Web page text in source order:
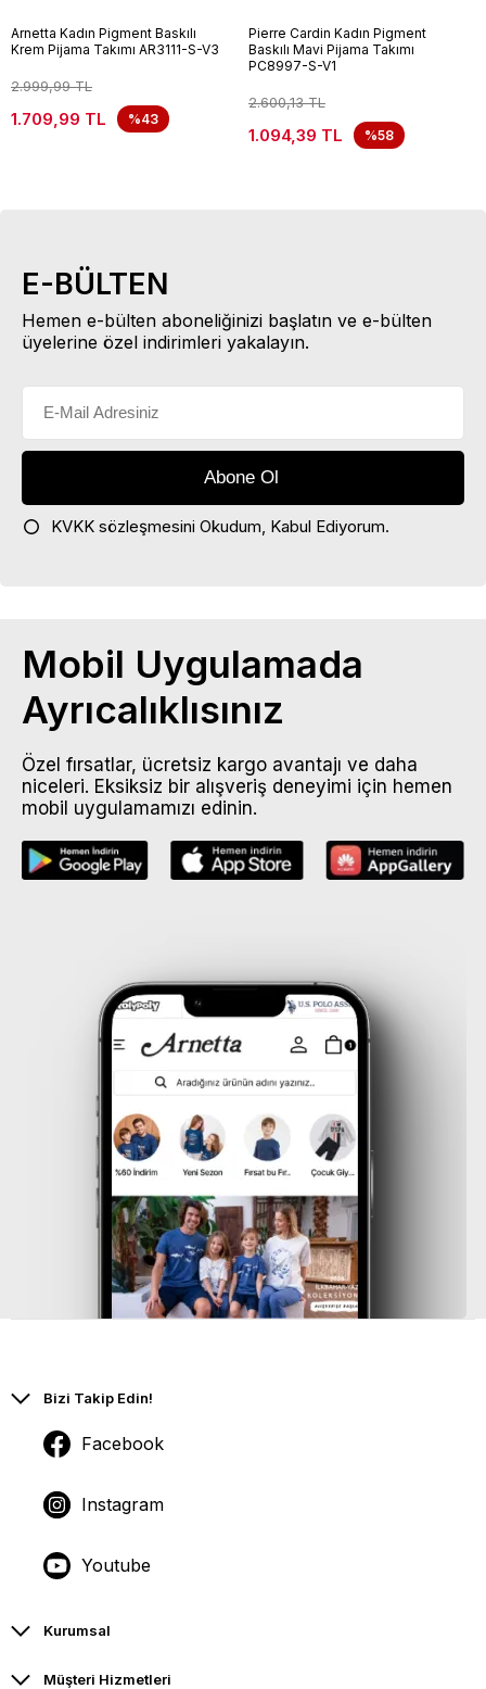
Arnetta Kadın Pigment Baskılı
Krem Pijama Takımı AR3111-S-V3
2.999,99 TL
1.709,99 TL %43
Pierre Cardin Kadın Pigment
Baskılı Mavi Pijama Takımı
PC8997-S-V1
2.600,13 TL
1.094,39 TL %58
E-BÜLTEN
Hemen e-bülten aboneliğinizi başlatın ve e-bülten
üyelerine özel indirimleri yakalayın.
KVKK sözleşmesini Okudum, Kabul Ediyorum.
Mobil Uygulamada
Ayrıcalıklısınız
Özel fırsatlar, ücretsiz kargo avantajı ve daha
niceleri. Eksiksiz bir alışveriş deneyimi için hemen
mobil uygulamamızı edinin.
Bizi Takip Edin!
Facebook
Instagram
Youtube
Kurumsal
Müşteri Hizmetleri